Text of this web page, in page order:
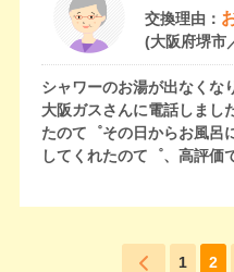
交換理由：
(大阪府堺市
シャワーのお湯が出なくな
大阪ガスさんに電話しまし
たのて゜その日からお風呂
してくれたのて゜、高評価
1 2